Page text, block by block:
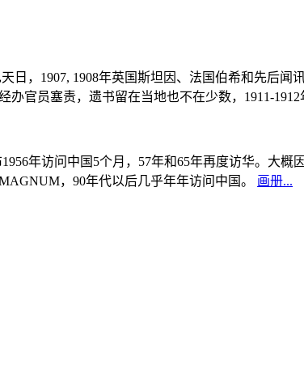
日，1907, 1908年英国斯坦因、法国伯希和先后
官员塞责，遗书留在当地也不在少数，1911-
1956年访问中国5个月，57年和65年再度访华。大
，90年代以后几乎年年访问中国。 画册...